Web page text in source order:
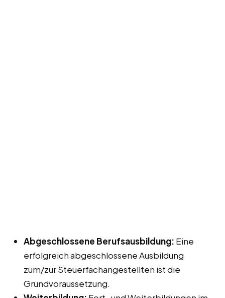
Abgeschlossene Berufsausbildung: Eine
erfolgreich abgeschlossene Ausbildung
zum/zur Steuerfachangestellten ist die
Grundvoraussetzung.